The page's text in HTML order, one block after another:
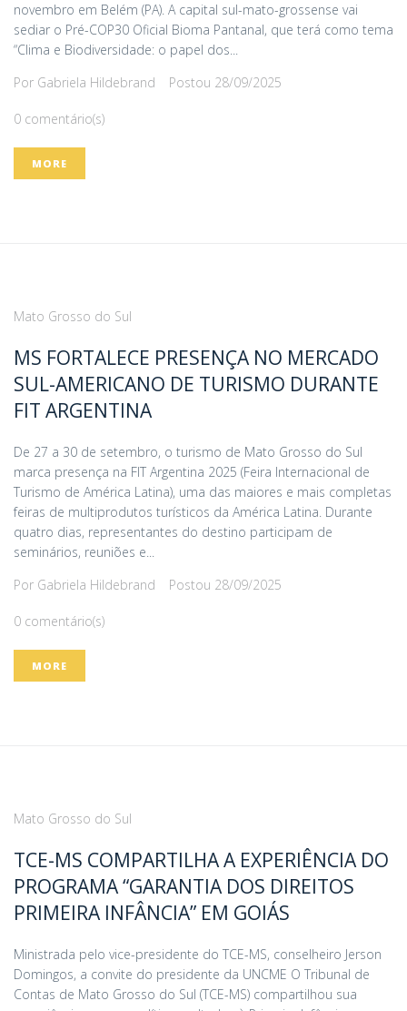
novembro em Belém (PA). A capital sul-mato-grossense vai
sediar o Pré-COP30 Oficial Bioma Pantanal, que terá como tema
“Clima e Biodiversidade: o papel dos...
Por Gabriela Hildebrand Postou 28/09/2025
0 comentário(s)
MORE
Mato Grosso do Sul
MS FORTALECE PRESENÇA NO MERCADO
SUL-AMERICANO DE TURISMO DURANTE
FIT ARGENTINA
De 27 a 30 de setembro, o turismo de Mato Grosso do Sul
marca presença na FIT Argentina 2025 (Feira Internacional de
Turismo de América Latina), uma das maiores e mais completas
feiras de multiprodutos turísticos da América Latina. Durante
quatro dias, representantes do destino participam de
seminários, reuniões e...
Por Gabriela Hildebrand Postou 28/09/2025
0 comentário(s)
MORE
Mato Grosso do Sul
TCE-MS COMPARTILHA A EXPERIÊNCIA DO
PROGRAMA “GARANTIA DOS DIREITOS
PRIMEIRA INFÂNCIA” EM GOIÁS
Ministrada pelo vice-presidente do TCE-MS, conselheiro Jerson
Domingos, a convite do presidente da UNCME O Tribunal de
Contas de Mato Grosso do Sul (TCE-MS) compartilhou sua